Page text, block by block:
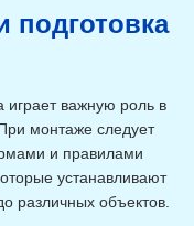
подготовка
играет важную роль в
монтаже следует
и правилами
устанавливают
различных объектов.